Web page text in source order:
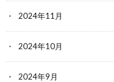
2024年11月
2024年10月
2024年9月